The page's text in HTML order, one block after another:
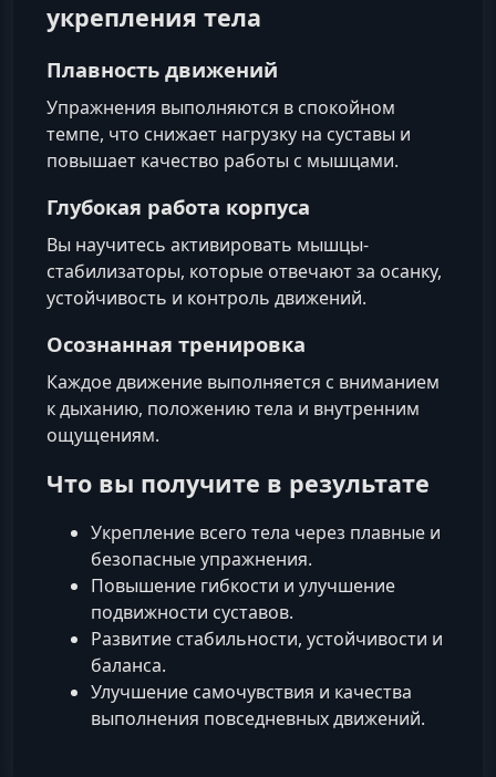
укрепления тела
Плавность движений
Упражнения выполняются в спокойном
темпе, что снижает нагрузку на суставы и
повышает качество работы с мышцами.
Глубокая работа корпуса
Вы научитесь активировать мышцы-
стабилизаторы, которые отвечают за осанку,
устойчивость и контроль движений.
Осознанная тренировка
Каждое движение выполняется с вниманием
к дыханию, положению тела и внутренним
ощущениям.
Что вы получите в результате
Укрепление всего тела через плавные и
безопасные упражнения.
Повышение гибкости и улучшение
подвижности суставов.
Развитие стабильности, устойчивости и
баланса.
Улучшение самочувствия и качества
выполнения повседневных движений.